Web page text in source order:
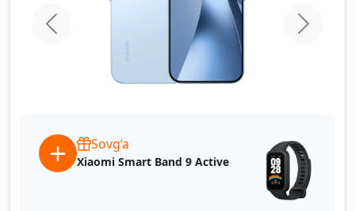
home.previous
Sovg‘a
Xiaomi Smart Band 9 Active